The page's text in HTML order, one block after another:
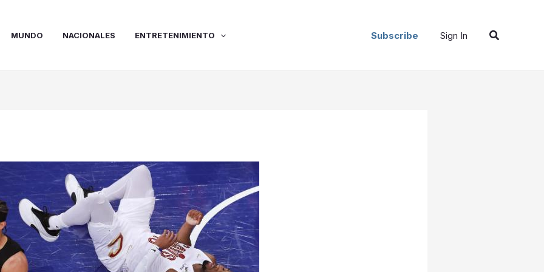
MUNDO NACIONALES ENTRETENIMIENTO Subscribe Sign In Buscar